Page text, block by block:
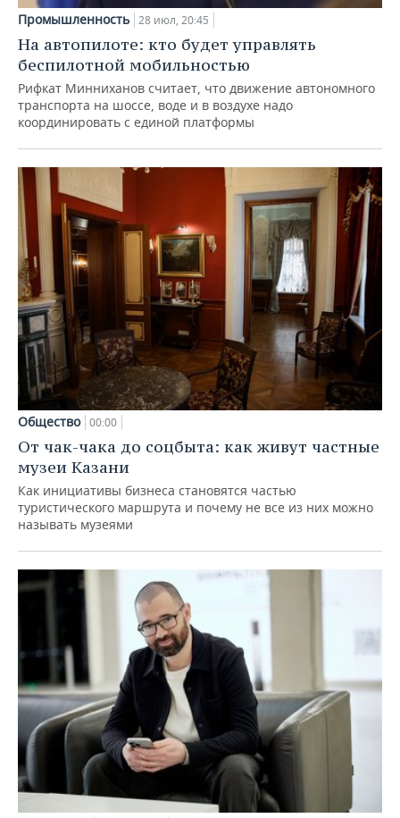
Промышленность 28 июл, 20:45
На автопилоте: кто будет управлять
беспилотной мобильностью
Рифкат Минниханов считает, что движение автономного
транспорта на шоссе, воде и в воздухе надо
координировать с единой платформы
Общество 00:00
От чак-чака до соцбыта: как живут частные
музеи Казани
Как инициативы бизнеса становятся частью
туристического маршрута и почему не все из них можно
называть музеями